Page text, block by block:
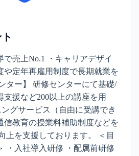
で売上No.1 ・キャリアデザイ
や定年再雇用制度で長期就業を
ター】 研修センターにて基礎/
支援など200以上の講座を用
グサービス（自由に受講でき
信教育の授業料補助制度などを
上を支援しております。 ＜目
・入社導入研修 ・配属前研修